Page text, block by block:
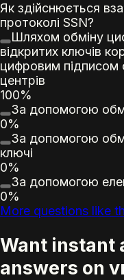
Як здійснюється
протоколі SSN?
Шляхом обміну
відкритих ключів
цифровим підписом
центрів
100%
За допомогою
0%
За допомогою
ключі
0%
За допомогою
0%
More questions like
Want instant
answers on